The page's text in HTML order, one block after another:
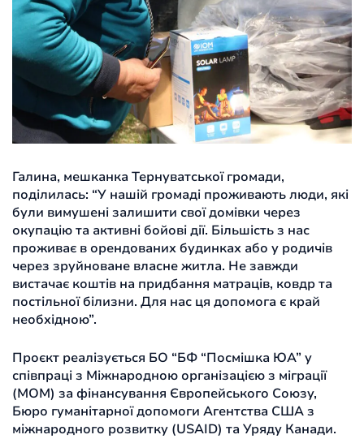
Галина, мешканка Тернуватської громади,
поділилась: “У нашій громаді проживають люди, які
були вимушені залишити свої домівки через
окупацію та активні бойові дії. Більшість з нас
проживає в орендованих будинках або у родичів
через зруйноване власне житла. Не завжди
вистачає коштів на придбання матраців, ковдр та
постільної білизни. Для нас ця допомога є край
необхідною”.
Проєкт реалізується БО “БФ “Посмішка ЮА” у
співпраці з Міжнародною організацією з міграції
(МОМ) за фінансування Європейського Союзу,
Бюро гуманітарної допомоги Агентства США з
міжнародного розвитку (USAID) та Уряду Канади.